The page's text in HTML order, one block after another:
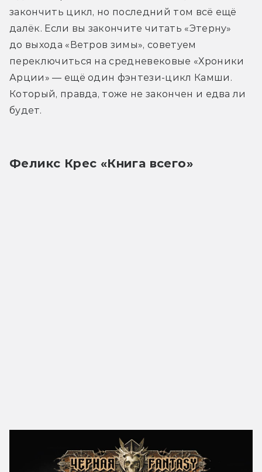
закончить цикл, но последний том всё ещё
далёк. Если вы закончите читать «Этерну»
до выхода «Ветров зимы», советуем
переключиться на средневековые «Хроники
Арции» — ещё один фэнтези-цикл Камши.
Который, правда, тоже не закончен и едва ли
будет.
Феликс Крес «Книга всего»